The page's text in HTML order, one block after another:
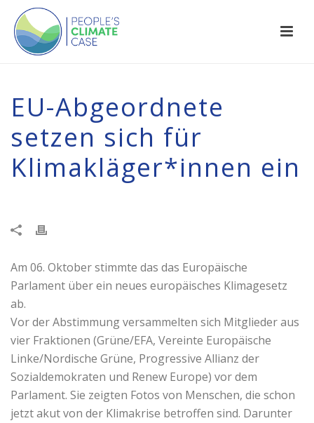
EU-Abgeordnete
setzen sich für
Klimakläger*innen ein
Am 06. Oktober stimmte das das Europäische
Parlament über ein neues europäisches Klimagesetz
ab.
Vor der Abstimmung versammelten sich Mitglieder aus
vier Fraktionen (Grüne/EFA, Vereinte Europäische
Linke/Nordische Grüne, Progressive Allianz der
Sozialdemokraten und Renew Europe) vor dem
Parlament. Sie zeigten Fotos von Menschen, die schon
jetzt akut von der Klimakrise betroffen sind. Darunter